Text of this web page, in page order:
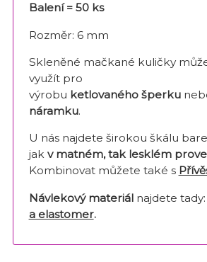
Balení = 50 ks
Rozměr: 6 mm
Skleněné mačkané kuličky
využít pro
výrobu ketlovaného šperku
náramku.
U nás najdete širokou škálu
jak v matném, tak lesklém
Kombinovat můžete také s
Návlekový materiálnajdete tady:
a elastomer.